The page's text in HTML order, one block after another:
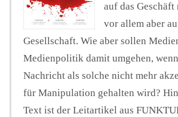
Seminare
Unterstützen
auf das Geschäft
vor allem aber
Gesellschaft. Wie aber sollen
Medienpolitik damit umgehen,
Nachricht als solche nicht mehr
für Manipulation gehalten wird?
Text ist der Leitartikel aus